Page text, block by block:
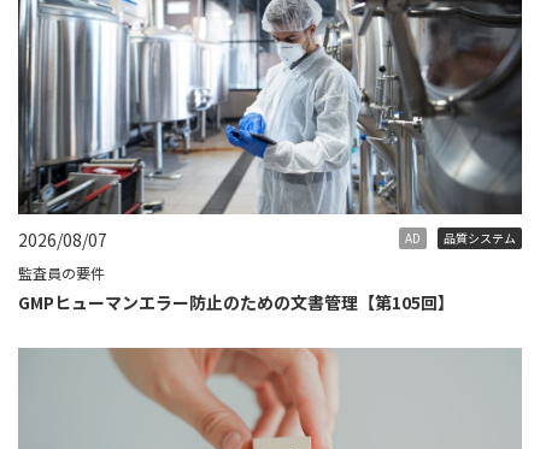
2026/08/07 AD 品質システム
監査員の要件
GMPヒューマンエラー防止のための文書管理【第105回】